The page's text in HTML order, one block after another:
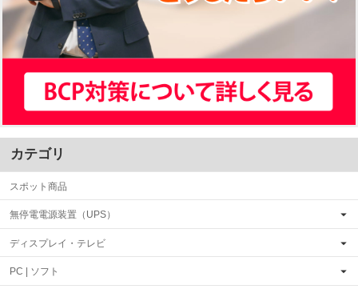
カテゴリ
スポット商品
無停電電源装置（UPS）
ディスプレイ・テレビ
PC | ソフト